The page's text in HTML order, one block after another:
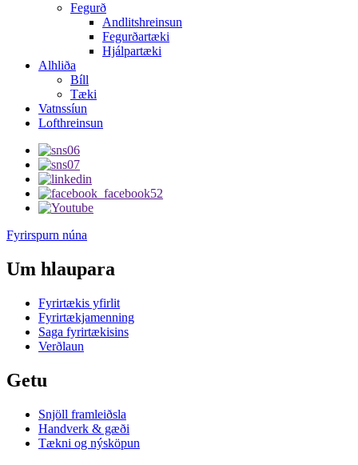
Fegurð
Andlitshreinsun
Fegurðartæki
Hjálpartæki
Alhliða
Bíll
Tæki
Vatnssíun
Lofthreinsun
Fyrirspurn núna
Um hlaupara
Fyrirtækis yfirlit
Fyrirtækjamenning
Saga fyrirtækisins
Verðlaun
Getu
Snjöll framleiðsla
Handverk & gæði
Tækni og nýsköpun